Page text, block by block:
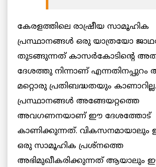
കേരളത്തിലെ രാഷ്രീയ സാമൂഹിക
പ്രസ്ഥാനങ്ങൾ ഒരു യാത്രയോ
തുടങ്ങുന്നത് കാസര്‍കോടിന്റെ
ദേശത്തു നിന്നാണ് എന്നതിനപ്പുറം
മറ്റൊരു പ്രതിബദ്ധതയും കാണാറില്ല.
പ്രസ്ഥാനങ്ങൾ അങ്ങേയറ്റത്തെ
അവഗണനയാണ് ഈ ദേശത്തോട്
കാണിക്കുന്നത്. വികസനമായാലും
ഒരു സാമൂഹിക പ്രശ്നത്തെ
അഭിമുഖീകരിക്കുന്നത് ആയാലും